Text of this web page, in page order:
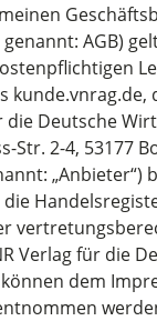
AGB)
kunde.vnrag.de,
die Deutsche
Str. 2-4, 53177
„Anbieter“)
Verlag für die
dem